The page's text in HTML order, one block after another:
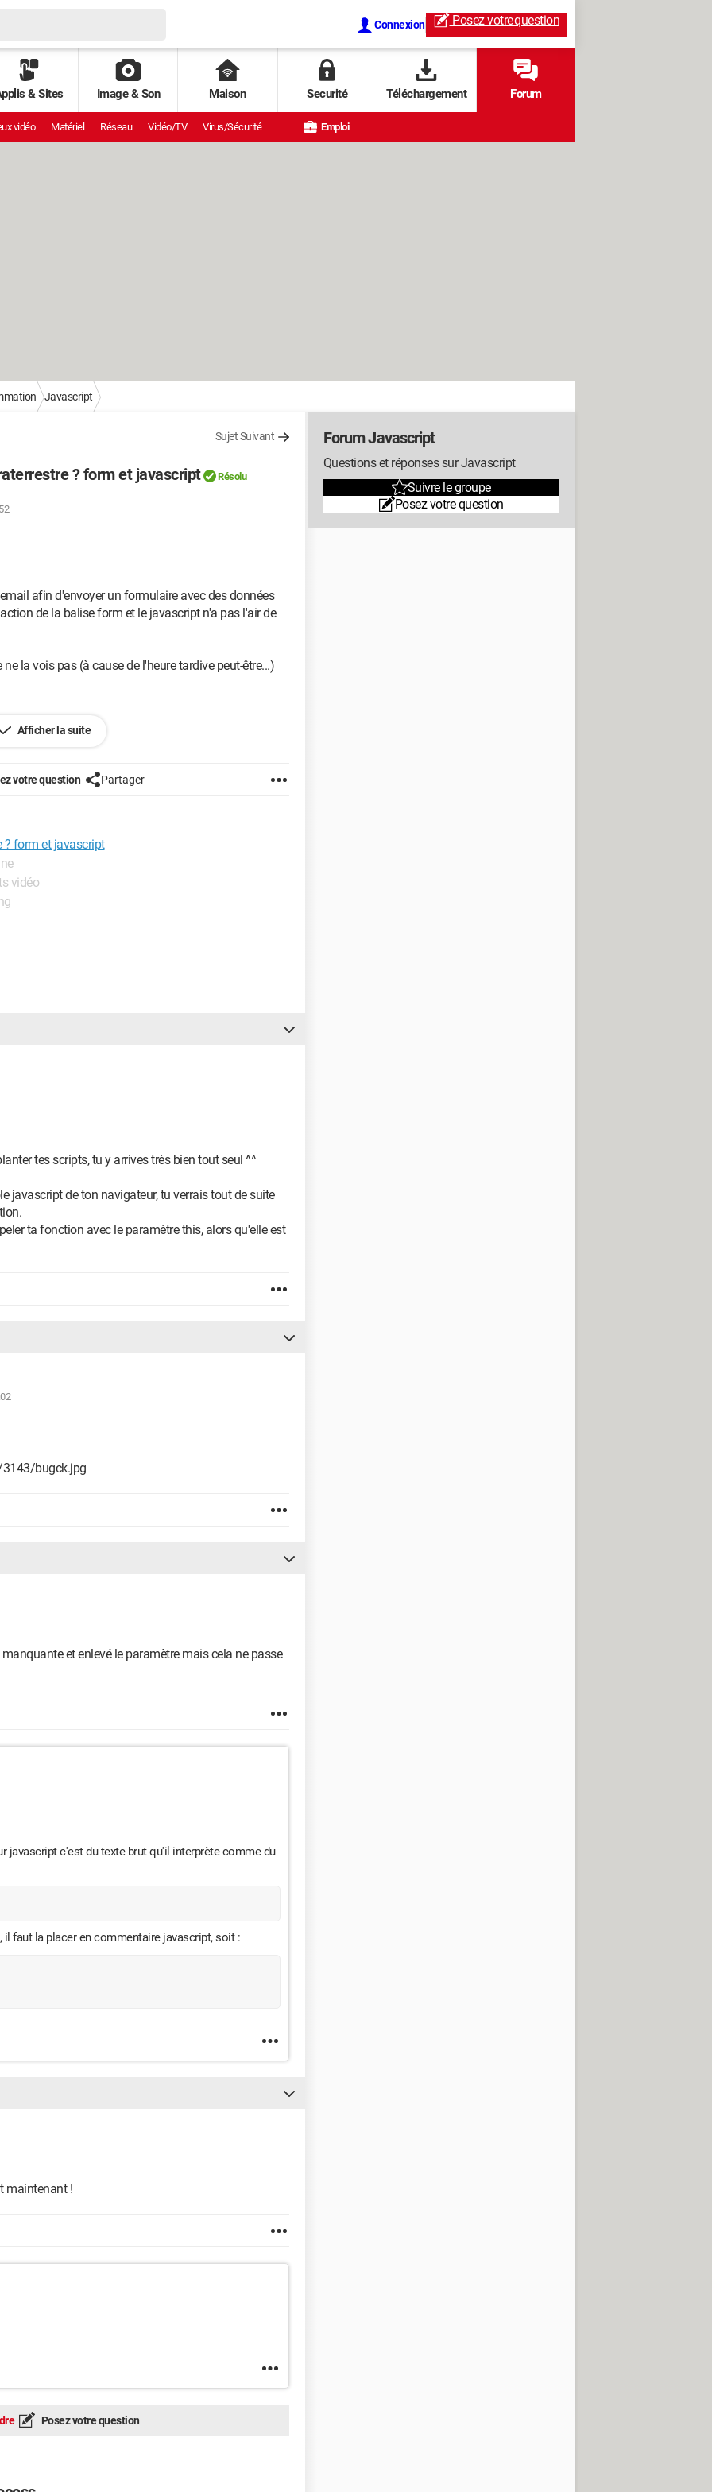
Connexion Posez votrequestion
& Sites Image & Son Maison Securité Téléchargement Forum
vidéo Matériel Réseau Vidéo/TV Virus/Sécurité Emploi
Javascript
Sujet Suivant
? form et javascript Résolu
afin d'envoyer un formulaire avec des données
de la balise form et le javascript n'a pas l'air de
la vois pas (à cause de l'heure tardive peut-être...)
Afficher la suite
votre question Partager
? form et javascript
vidéo
tes scripts, tu y arrives très bien tout seul ^^
javascript de ton navigateur, tu verrais tout de suite
ta fonction avec le paramètre this, alors qu'elle est
bugck.jpg
et enlevé le paramètre mais cela ne passe
javascript c'est du texte brut qu'il interprète comme du
il faut la placer en commentaire javascript, soit :
maintenant !
Posez votre question
Forum Javascript
Questions et réponses sur Javascript
Suivre le groupe
Posez votre question